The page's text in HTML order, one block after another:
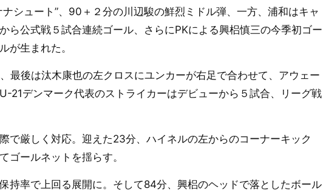
シュート”、90＋２分の川辺駿の鮮烈ミドル弾、一方、浦和はキャ
ら公式戦５試合連続ゴール、さらにPKによる興梠慎三の今季初ゴー
が生まれた。
最後は汰木康也の左クロスにユンカーが右足で合わせて、アウェー
21デンマーク代表のストライカーはデビューから５試合、リーグ戦
で厳しく対応。迎えた23分、ハイネルの左からのコーナーキック
ゴールネットを揺らす。
持率で上回る展開に。そして84分、興梠のヘッドで落としたボール